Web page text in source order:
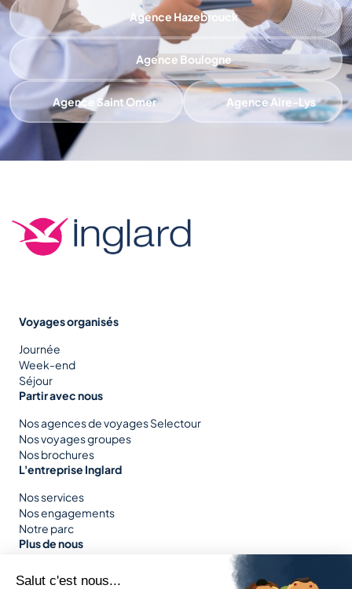
Agence Hazebrouck
Agence Boulogne
Agence Saint Omer Agence Aire-Lys
Voyages organisés
Journée
Week-end
Séjour
Partir avec nous
Nos agences de voyages Selectour
Nos voyages groupes
Nos brochures
L'entreprise Inglard
Nos services
Nos engagements
Notre parc
Plus de nous